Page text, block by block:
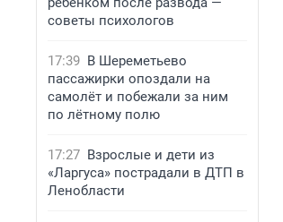
советы психологов
17:39 В Шереметьево
пассажирки опоздали на
самолёт и побежали за ним
по лётному полю
17:27 Взрослые и дети из
«Ларгуса» пострадали в ДТП в
Ленобласти